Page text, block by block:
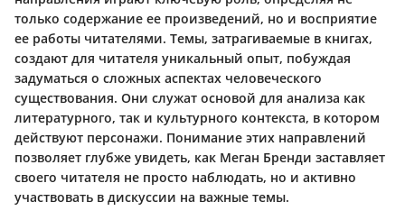
только содержание ее произведений, но и восприятие
ее работы читателями. Темы, затрагиваемые в книгах,
создают для читателя уникальный опыт, побуждая
задуматься о сложных аспектах человеческого
существования. Они служат основой для анализа как
литературного, так и культурного контекста, в котором
действуют персонажи. Понимание этих направлений
позволяет глубже увидеть, как Меган Бренди заставляет
своего читателя не просто наблюдать, но и активно
участвовать в дискуссии на важные темы.